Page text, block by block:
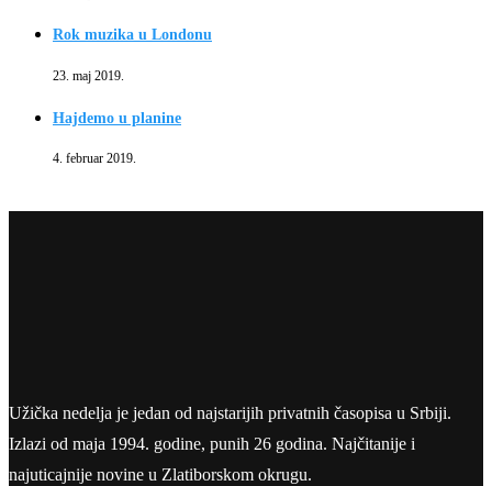
Rok muzika u Londonu
23. maj 2019.
Hajdemo u planine
4. februar 2019.
Užička nedelja je jedan od najstarijih privatnih časopisa u Srbiji.
Izlazi od maja 1994. godine, punih 26 godina. Najčitanije i
najuticajnije novine u Zlatiborskom okrugu.